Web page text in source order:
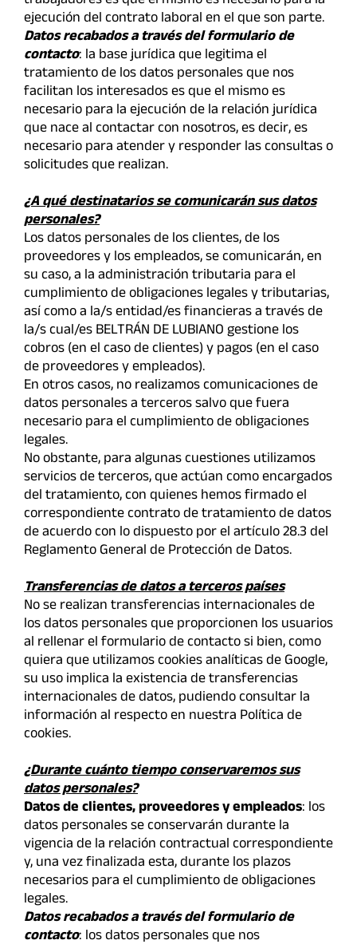
ejecución del contrato laboral en el que son parte.
Datos recabados a través del formulario de
contacto: la base jurídica que legitima el
tratamiento de los datos personales que nos
facilitan los interesados es que el mismo es
necesario para la ejecución de la relación jurídica
que nace al contactar con nosotros, es decir, es
necesario para atender y responder las consultas o
solicitudes que realizan.
¿A qué destinatarios se comunicarán sus datos
personales?
Los datos personales de los clientes, de los
proveedores y los empleados, se comunicarán, en
su caso, a la administración tributaria para el
cumplimiento de obligaciones legales y tributarias,
así como a la/s entidad/es financieras a través de
la/s cual/es BELTRÁN DE LUBIANO gestione los
cobros (en el caso de clientes) y pagos (en el caso
de proveedores y empleados).
En otros casos, no realizamos comunicaciones de
datos personales a terceros salvo que fuera
necesario para el cumplimiento de obligaciones
legales.
No obstante, para algunas cuestiones utilizamos
servicios de terceros, que actúan como encargados
del tratamiento, con quienes hemos firmado el
correspondiente contrato de tratamiento de datos
de acuerdo con lo dispuesto por el artículo 28.3 del
Reglamento General de Protección de Datos.
Transferencias de datos a terceros países
No se realizan transferencias internacionales de
los datos personales que proporcionen los usuarios
al rellenar el formulario de contacto si bien, como
quiera que utilizamos cookies analíticas de Google,
su uso implica la existencia de transferencias
internacionales de datos, pudiendo consultar la
información al respecto en nuestra Política de
cookies.
¿Durante cuánto tiempo conservaremos sus
datos personales?
Datos de clientes, proveedores y empleados: los
datos personales se conservarán durante la
vigencia de la relación contractual correspondiente
y, una vez finalizada esta, durante los plazos
necesarios para el cumplimiento de obligaciones
legales.
Datos recabados a través del formulario de
contacto: los datos personales que nos